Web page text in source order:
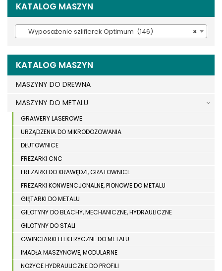
KATALOG MASZYN
×
Wyposażenie szlifierek Optimum (146)
KATALOG MASZYN
MASZYNY DO DREWNA
MASZYNY DO METALU
GRAWERY LASEROWE
URZĄDZENIA DO MIKRODOZOWANIA
DŁUTOWNICE
FREZARKI CNC
FREZARKI DO KRAWĘDZI, GRATOWNICE
FREZARKI KONWENCJONALNE, PIONOWE DO METALU
GIĘTARKI DO METALU
GILOTYNY DO BLACHY, MECHANICZNE, HYDRAULICZNE
GILOTYNY DO STALI
GWINCIARKI ELEKTRYCZNE DO METALU
IMADŁA MASZYNOWE, MODULARNE
NOŻYCE HYDRAULICZNE DO PROFILI